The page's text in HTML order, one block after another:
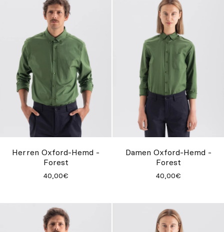
Herren Oxford-Hemd -
Forest
40,00€
Damen Oxford-Hemd -
Forest
40,00€